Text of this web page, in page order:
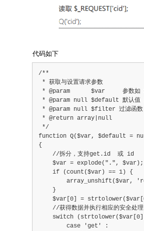
代码如下
/**
* 获取与设置请求参数
* @param      $var     参数
* @param null $default 默认值
* @param null $filter 过滤函数
* @return array|null
*/
function Q($var, $default =
{
    //拆分，支持get.id  或 id
    $var = explode(".", $var);
    if (count($var) == 1) {
array_unshift($var,
    }
$var[0] =
    //获得数据并执行相应的安全处理
switch
        case 'get' :